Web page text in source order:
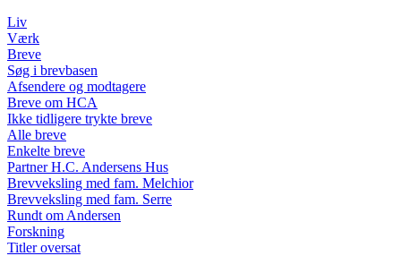
Liv
Værk
Breve
Søg i brevbasen
Afsendere og modtagere
Breve om HCA
Ikke tidligere trykte breve
Alle breve
Enkelte breve
Partner H.C. Andersens Hus
Brevveksling med fam. Melchior
Brevveksling med fam. Serre
Rundt om Andersen
Forskning
Titler oversat